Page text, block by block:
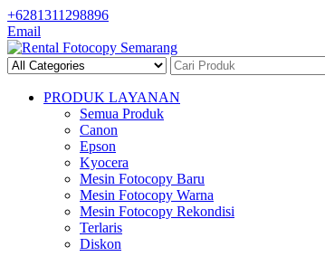
Skip
to
content
+6281311298896
Email
PRODUK LAYANAN
Semua Produk
Canon
Epson
Kyocera
Mesin Fotocopy Baru
Mesin Fotocopy Warna
Mesin Fotocopy Rekondisi
Terlaris
Diskon